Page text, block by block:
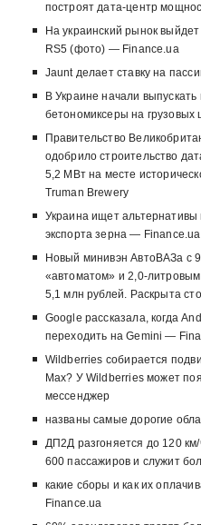
построят дата-центр
На украинский рынок
RS5 (фото) — Finance.ua
Jaunt делает ставку на
В Украине начали выпускать
бетономиксеры на
Правительство
одобрило строительство
5,2 МВт на месте
Truman Brewery
Украина ищет
экспорта зерна — Finance.ua
Новый минивэн АвтоВАЗа с
«автоматом» и 2,0-
5,1 млн рублей. Раскрыта
Google рассказала, когда
переходить на Gemini —
Wildberries собирается
Max? У Wildberries может
мессенджер
названы самые дорогие
ДП2Д разгоняется до 120
600 пассажиров и служит
какие сборы и как их
Finance.ua